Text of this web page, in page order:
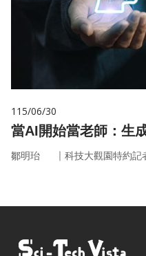
115/06/30
當AI開始當老師：生
鄒明珆 ｜ 科技大觀園特約記